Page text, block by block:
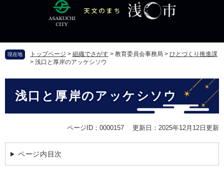
頭
す
飛
し
現在地 トップページ > 組織でさがす > 教育委員会事務局 > ひとづくり推進課
> 浅口と厚岸のアッケシソウ
浅口と厚岸のアッケシソウ
ページID：0000157 更新日：2025年12月12日更新
ページ内目次